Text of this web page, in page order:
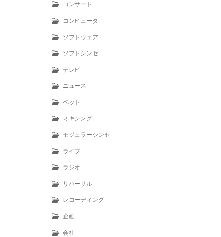
コンサート
コンピュータ
ソフトウェア
ソフトシンセ
テレビ
ニュース
ペット
ミキシング
モジュラーシンセ
ライブ
ラジオ
リハーサル
レコーディング
企画
会社